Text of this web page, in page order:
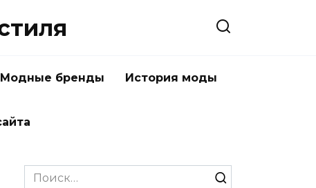
Модные бренды История моды
Search